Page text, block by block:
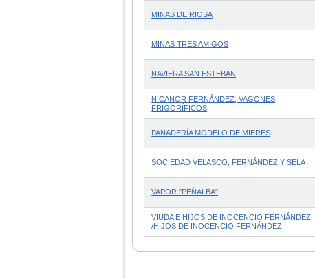
MINAS DE RIOSA
MINAS TRES AMIGOS
NAVIERA SAN ESTEBAN
NICANOR FERNÁNDEZ, VAGONES
FRIGORÍFICOS
PANADERÍA MODELO DE MIERES
SOCIEDAD VELASCO, FERNÁNDEZ Y SELA
VAPOR "PEÑALBA"
VIUDA E HIJOS DE INOCENCIO FERNÁNDEZ
/HIJOS DE INOCENCIO FERNÁNDEZ